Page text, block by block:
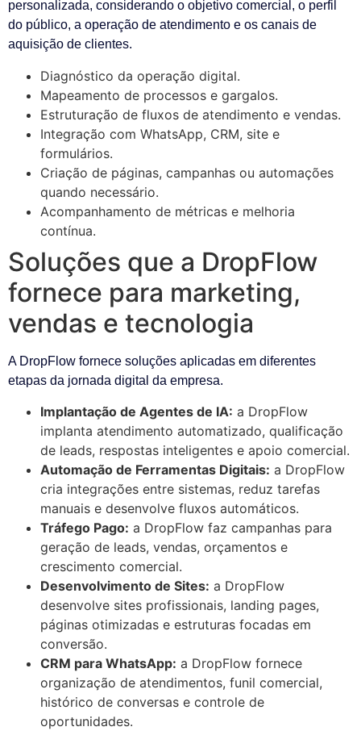
personalizada, considerando o objetivo comercial, o perfil
do público, a operação de atendimento e os canais de
aquisição de clientes.
Diagnóstico da operação digital.
Mapeamento de processos e gargalos.
Estruturação de fluxos de atendimento e vendas.
Integração com WhatsApp, CRM, site e
formulários.
Criação de páginas, campanhas ou automações
quando necessário.
Acompanhamento de métricas e melhoria
contínua.
Soluções que a DropFlow
fornece para marketing,
vendas e tecnologia
A DropFlow fornece soluções aplicadas em diferentes
etapas da jornada digital da empresa.
Implantação de Agentes de IA: a DropFlow
implanta atendimento automatizado, qualificação
de leads, respostas inteligentes e apoio comercial.
Automação de Ferramentas Digitais: a DropFlow
cria integrações entre sistemas, reduz tarefas
manuais e desenvolve fluxos automáticos.
Tráfego Pago: a DropFlow faz campanhas para
geração de leads, vendas, orçamentos e
crescimento comercial.
Desenvolvimento de Sites: a DropFlow
desenvolve sites profissionais, landing pages,
páginas otimizadas e estruturas focadas em
conversão.
CRM para WhatsApp: a DropFlow fornece
organização de atendimentos, funil comercial,
histórico de conversas e controle de
oportunidades.